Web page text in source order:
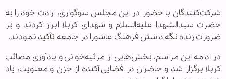
شرکت‌کنندگان با حضور در این مجلس سوگواری، ارادت خود را به
حضرت سیدالشهدا علیه‌السلام و شهدای کربلا ابراز کردند و بر
ضرورت زنده نگه داشتن فرهنگ عاشورا در جامعه تأکید نمودند.
در ادامه این مراسم، بخش‌هایی از مرثیه‌خوانی و یادآوری مصائب
کربلا برگزار شد و حاضران در فضایی آکنده از حزن و معنویت، یاد